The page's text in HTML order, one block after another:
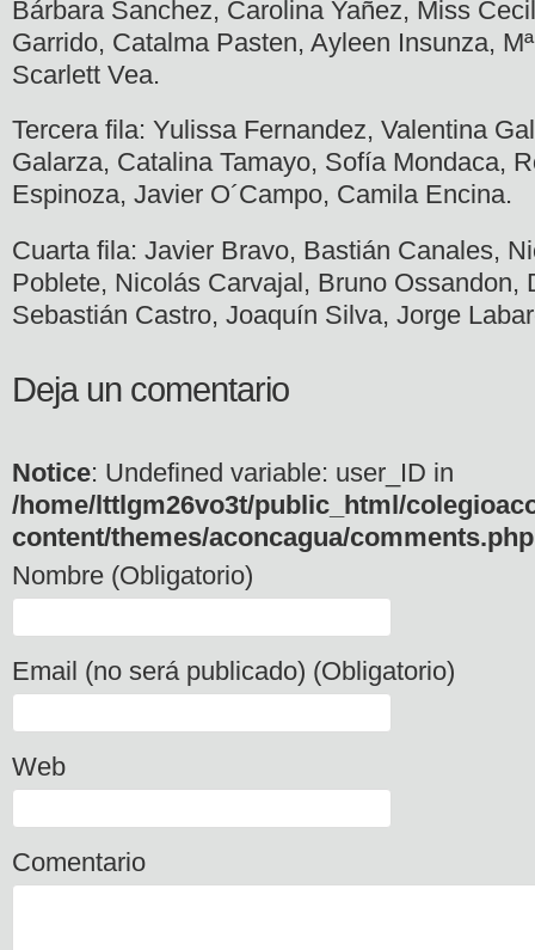
Bárbara Sanchez, Carolina Yañez, Miss
Garrido, Catalma Pasten, Ayleen Insunza,
Scarlett Vea.
Tercera fila: Yulissa Fernandez, Valentina
Galarza, Catalina Tamayo, Sofía Mondaca,
Espinoza, Javier O´Campo, Camila Encina.
Cuarta fila: Javier Bravo, Bastián Canales,
Poblete, Nicolás Carvajal, Bruno Ossandon,
Sebastián Castro, Joaquín Silva, Jorge
Deja un comentario
Notice: Undefined variable: user_ID in
/home/lttlgm26vo3t/public_html/
content/themes/aconcagua/comments.php
Nombre (Obligatorio)
Email (no será publicado) (Obligatorio)
Web
Comentario